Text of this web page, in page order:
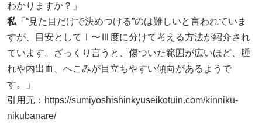
わかりますか？」
私 「“見た目だけで決めつける”のは難しいと言われていま
すが、目安としてⅠ〜Ⅲ度に分けて考える方法が紹介され
ています。ざっくり言うと、傷ついた範囲が広いほど、腫
れや内出血、へこみが目立ちやすい傾向があるようで
す。」
引用元： https://sumiyoshishinkyuseikotuin.com/kinniku-
nikubanare/